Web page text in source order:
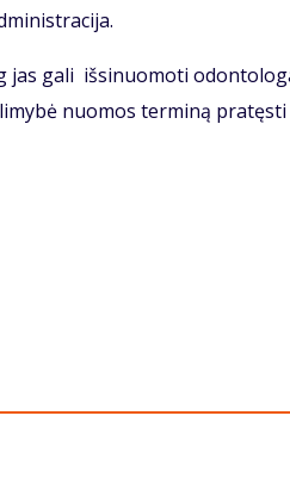
jas gali išsinuomoti
nuomos terminą